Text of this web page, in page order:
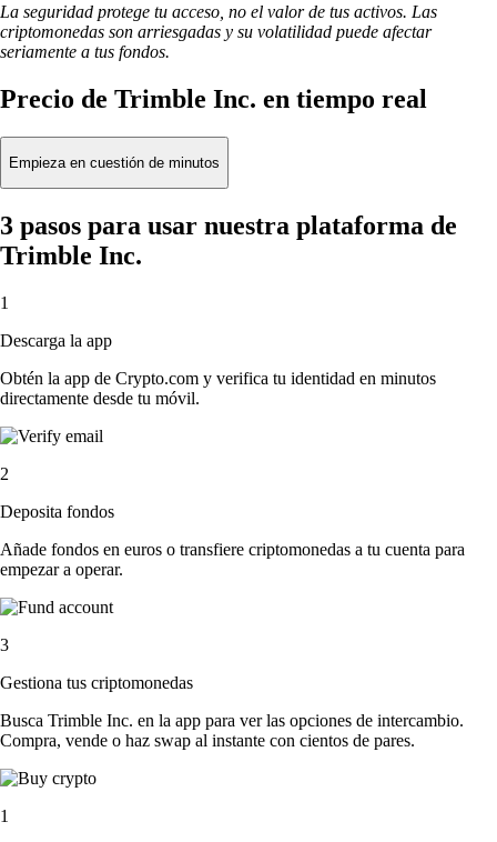
La seguridad protege tu acceso, no el valor de tus activos. Las
criptomonedas son arriesgadas y su volatilidad puede afectar
seriamente a tus fondos.
Precio de Trimble Inc. en tiempo real
Empieza en cuestión de minutos
3 pasos para usar nuestra plataforma de
Trimble Inc.
1
Descarga la app
Obtén la app de Crypto.com y verifica tu identidad en minutos
directamente desde tu móvil.
2
Deposita fondos
Añade fondos en euros o transfiere criptomonedas a tu cuenta para
empezar a operar.
3
Gestiona tus criptomonedas
Busca Trimble Inc. en la app para ver las opciones de intercambio.
Compra, vende o haz swap al instante con cientos de pares.
1